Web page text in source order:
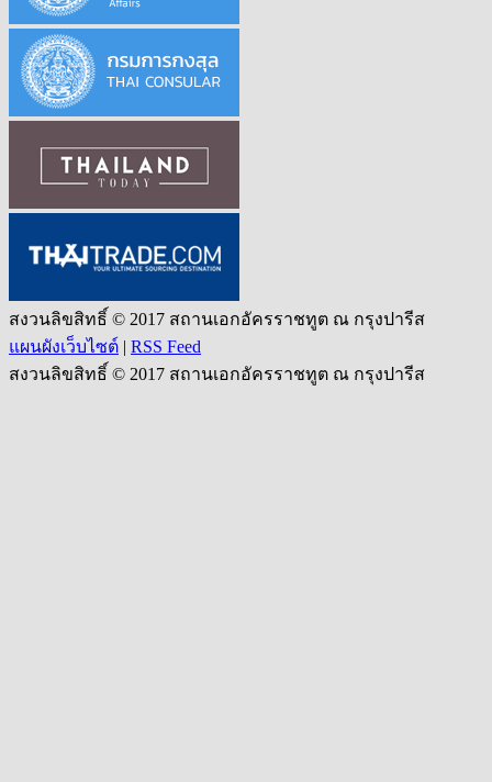
สงวนลิขสิทธิ์ © 2017 สถานเอกอัครราชทูต ณ กรุงปารีส
แผนผังเว็บไซต์ | RSS Feed
สงวนลิขสิทธิ์ © 2017 สถานเอกอัครราชทูต ณ กรุงปารีส